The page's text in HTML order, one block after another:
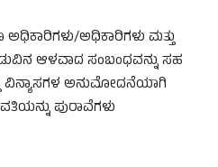
ಅಧಿಕಾರಿಗಳು ಮತ್ತು
ಆಳವಾದ ಸಂಬಂಧವನ್ನು ಸಹ
ವಿನ್ಯಾಸಗಳ ಅನುಮೋದನೆಯಾಗಿ
ಪುರಾವೆಗಳು